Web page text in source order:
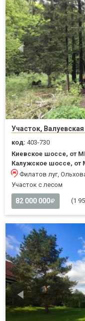
Участок,
код: 403-730
Киевское шоссе, от
Калужское шоссе, от
Филатов луг,
Участок с лесом
82 000 000 (1